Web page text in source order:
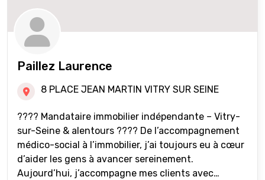
Paillez Laurence
8 PLACE JEAN MARTIN VITRY SUR SEINE
???? Mandataire immobilier indépendante – Vitry-
sur-Seine & alentours ???? De l’accompagnement
médico-social à l’immobilier, j’ai toujours eu à cœur
d’aider les gens à avancer sereinement.
Aujourd’hui, j’accompagne mes clients avec